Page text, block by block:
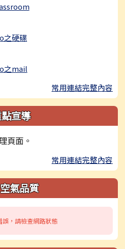
之硬碟
之mail
常用連結完整內容
宣導
頁面。
常用連結完整內容
氣品質
，請檢查網路狀態